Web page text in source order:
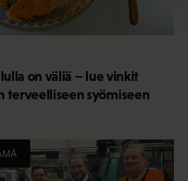
on väliä – lue vinkit
terveelliseen syömiseen